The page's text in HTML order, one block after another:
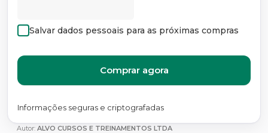
Salvar dados pessoais para as próximas compras
Comprar agora
Informações seguras e criptografadas
Autor: ALVO CURSOS E TREINAMENTOS LTDA